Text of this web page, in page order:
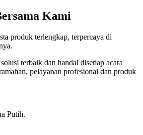
Kami
produk terlengkap, terpercaya di
terbaik dan handal disetiap acara
pelayanan profesional dan produk
Putih.